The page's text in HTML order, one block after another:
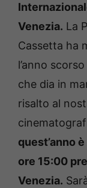
Venezia. La
Cassetta ha
l’anno
che dia in
risalto al
quest’anno
ore 15:00
Venezia.